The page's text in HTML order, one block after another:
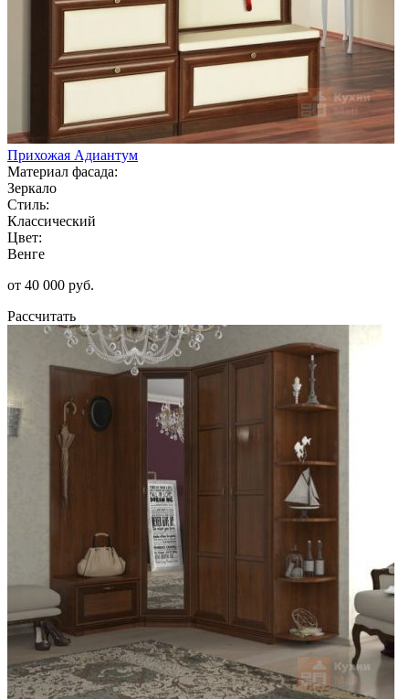
Прихожая Адиантум
Материал фасада:
Зеркало
Стиль:
Классический
Цвет:
Венге
от 40 000 руб.
Рассчитать